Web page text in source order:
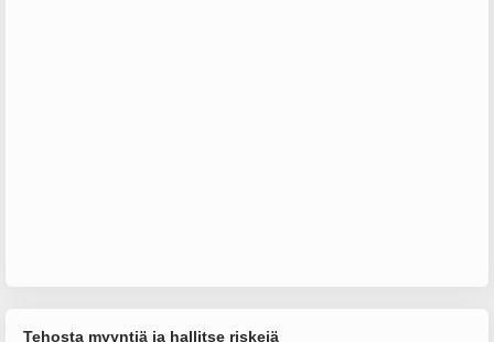
Tehosta myyntiä ja hallitse riskejä